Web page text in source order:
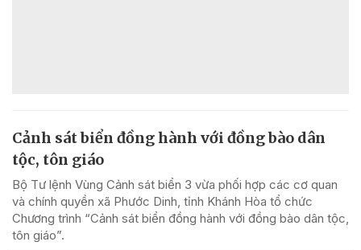
Cảnh sát biển đồng hành với đồng bào dân
tộc, tôn giáo
Bộ Tư lệnh Vùng Cảnh sát biển 3 vừa phối hợp các cơ quan
và chính quyền xã Phước Dinh, tỉnh Khánh Hòa tổ chức
Chương trình “Cảnh sát biển đồng hành với đồng bào dân tộc,
tôn giáo”.